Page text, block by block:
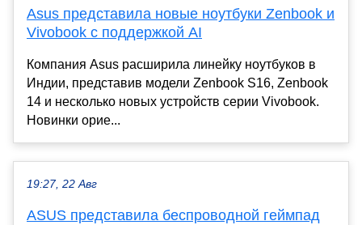
Asus представила новые ноутбуки Zenbook и
Vivobook с поддержкой AI
Компания Asus расширила линейку ноутбуков в
Индии, представив модели Zenbook S16, Zenbook
14 и несколько новых устройств серии Vivobook.
Новинки орие...
19:27, 22 Авг
ASUS представила беспроводной геймпад